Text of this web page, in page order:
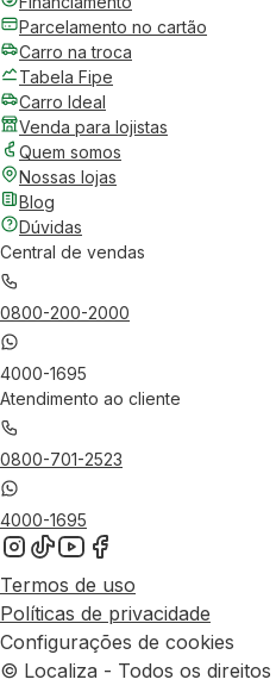
Parcelamento no cartão
Carro na troca
Tabela Fipe
Carro Ideal
Venda para lojistas
Quem somos
Nossas lojas
Blog
Dúvidas
Central de vendas
0800-200-2000
4000-1695
Atendimento ao cliente
0800-701-2523
4000-1695
Termos de uso
Políticas de privacidade
Configurações de cookies
© Localiza - Todos os direitos